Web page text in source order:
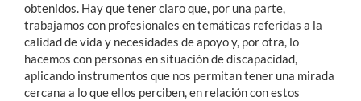
obtenidos. Hay que tener claro que, por una parte,
trabajamos con profesionales en temáticas referidas a la
calidad de vida y necesidades de apoyo y, por otra, lo
hacemos con personas en situación de discapacidad,
aplicando instrumentos que nos permitan tener una mirada
cercana a lo que ellos perciben, en relación con estos